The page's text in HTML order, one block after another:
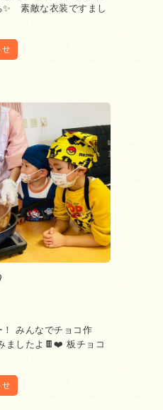
✨ 素敵な衣装ですまし
せ
みんなでチョコ作
ましたよ🍫❤️ 板チョコ
せ